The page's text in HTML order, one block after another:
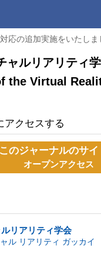
応の追加実施をいたしま
ャルリアリティ
the Virtual
アクセスする
このジャーナルのサイ
オープンアクセス
リアリティ学会
ル リアリティ ガッカイ